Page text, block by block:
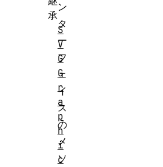
ン
タ
ー
フ
ェ
イ
ス
の
メ
ソ
承
S
V
G
G
r
a
p
h
i
c